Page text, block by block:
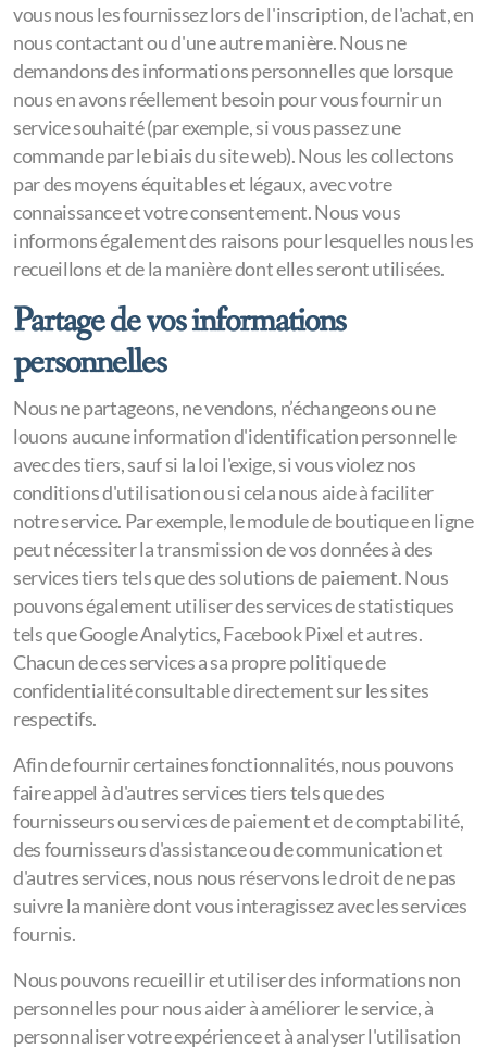
vous nous les fournissez lors de l'inscription, de l'achat, en
nous contactant ou d'une autre manière. Nous ne
demandons des informations personnelles que lorsque
nous en avons réellement besoin pour vous fournir un
service souhaité (par exemple, si vous passez une
commande par le biais du site web). Nous les collectons
par des moyens équitables et légaux, avec votre
connaissance et votre consentement. Nous vous
informons également des raisons pour lesquelles nous les
recueillons et de la manière dont elles seront utilisées.
Partage de vos informations
personnelles
Nous ne partageons, ne vendons, n’échangeons ou ne
louons aucune information d'identification personnelle
avec des tiers, sauf si la loi l'exige, si vous violez nos
conditions d'utilisation ou si cela nous aide à faciliter
notre service. Par exemple, le module de boutique en ligne
peut nécessiter la transmission de vos données à des
services tiers tels que des solutions de paiement. Nous
pouvons également utiliser des services de statistiques
tels que Google Analytics, Facebook Pixel et autres.
Chacun de ces services a sa propre politique de
confidentialité consultable directement sur les sites
respectifs.
Afin de fournir certaines fonctionnalités, nous pouvons
faire appel à d'autres services tiers tels que des
fournisseurs ou services de paiement et de comptabilité,
des fournisseurs d'assistance ou de communication et
d'autres services, nous nous réservons le droit de ne pas
suivre la manière dont vous interagissez avec les services
fournis.
Nous pouvons recueillir et utiliser des informations non
personnelles pour nous aider à améliorer le service, à
personnaliser votre expérience et à analyser l'utilisation